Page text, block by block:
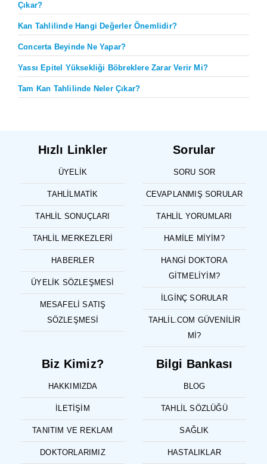
Çıkar?
Kan Tahlilinde Hangi Değerler Önemlidir?
Concerta Beyinde Ne Yapar?
Yassı Epitel Yüksekliği Böbreklere Zarar Verir Mi?
Tam Kan Tahlilinde Neler Çıkar?
Hızlı Linkler
ÜYELIK
TAHLILMATIK
TAHLIL SONUÇLARI
TAHLIL MERKEZLERI
HABERLER
ÜYELIK SÖZLEŞMESI
MESAFELI SATIŞ
SÖZLEŞMESI
Sorular
SORU SOR
CEVAPLANMIŞ SORULAR
TAHLIL YORUMLARI
HAMILE MIYIM?
HANGI DOKTORA
GITMELIYIM?
İLGINÇ SORULAR
TAHLIL.COM GÜVENILIR
MI?
Biz Kimiz?
HAKKIMIZDA
İLETIŞIM
TANITIM VE REKLAM
DOKTORLARIMIZ
Bilgi Bankası
BLOG
TAHLIL SÖZLÜĞÜ
SAĞLIK
HASTALIKLAR